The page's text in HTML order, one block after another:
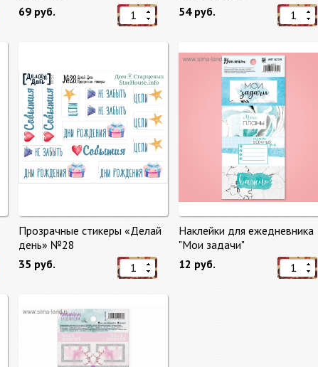
69 руб.
54 руб.
Прозрачные стикеры «Делай
день» №28
35 руб.
Наклейки для ежедневника
"Мои задачи"
12 руб.